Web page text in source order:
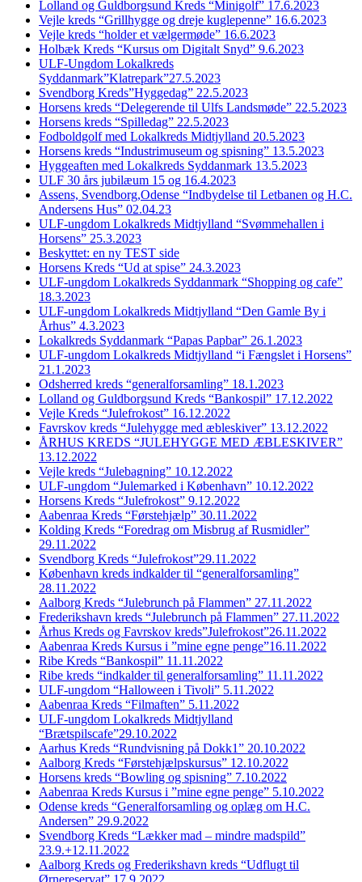
Lolland og Guldborgsund Kreds “Minigolf” 17.6.2023
Vejle kreds “Grillhygge og dreje kuglepenne” 16.6.2023
Vejle kreds “holder et vælgermøde” 16.6.2023
Holbæk Kreds “Kursus om Digitalt Snyd” 9.6.2023
ULF-Ungdom Lokalkreds
Syddanmark”Klatrepark”27.5.2023
Svendborg Kreds”Hyggedag” 22.5.2023
Horsens kreds “Delegerende til Ulfs Landsmøde” 22.5.2023
Horsens kreds “Spilledag” 22.5.2023
Fodboldgolf med Lokalkreds Midtjylland 20.5.2023
Horsens kreds “Industrimuseum og spisning” 13.5.2023
Hyggeaften med Lokalkreds Syddanmark 13.5.2023
ULF 30 års jubilæum 15 og 16.4.2023
Assens, Svendborg,Odense “Indbydelse til Letbanen og H.C.
Andersens Hus” 02.04.23
ULF-ungdom Lokalkreds Midtjylland “Svømmehallen i
Horsens” 25.3.2023
Beskyttet: en ny TEST side
Horsens Kreds “Ud at spise” 24.3.2023
ULF-ungdom Lokalkreds Syddanmark “Shopping og cafe”
18.3.2023
ULF-ungdom Lokalkreds Midtjylland “Den Gamle By i
Århus” 4.3.2023
Lokalkreds Syddanmark “Papas Papbar” 26.1.2023
ULF-ungdom Lokalkreds Midtjylland “i Fængslet i Horsens”
21.1.2023
Odsherred kreds “generalforsamling” 18.1.2023
Lolland og Guldborgsund Kreds “Bankospil” 17.12.2022
Vejle Kreds “Julefrokost” 16.12.2022
Favrskov kreds “Julehygge med æbleskiver” 13.12.2022
ÅRHUS KREDS “JULEHYGGE MED ÆBLESKIVER”
13.12.2022
Vejle kreds “Julebagning” 10.12.2022
ULF-ungdom “Julemarked i København” 10.12.2022
Horsens Kreds “Julefrokost” 9.12.2022
Aabenraa Kreds “Førstehjælp” 30.11.2022
Kolding Kreds “Foredrag om Misbrug af Rusmidler”
29.11.2022
Svendborg Kreds “Julefrokost”29.11.2022
København kreds indkalder til “generalforsamling”
28.11.2022
Aalborg Kreds “Julebrunch på Flammen” 27.11.2022
Frederikshavn kreds “Julebrunch på Flammen” 27.11.2022
Århus Kreds og Favrskov kreds”Julefrokost”26.11.2022
Aabenraa Kreds Kursus i ”mine egne penge”16.11.2022
Ribe Kreds “Bankospil” 11.11.2022
Ribe kreds “indkalder til generalforsamling” 11.11.2022
ULF-ungdom “Halloween i Tivoli” 5.11.2022
Aabenraa Kreds “Filmaften” 5.11.2022
ULF-ungdom Lokalkreds Midtjylland
“Brætspilscafe”29.10.2022
Aarhus Kreds “Rundvisning på Dokk1” 20.10.2022
Aalborg Kreds “Førstehjælpskursus” 12.10.2022
Horsens kreds “Bowling og spisning” 7.10.2022
Aabenraa Kreds Kursus i ”mine egne penge” 5.10.2022
Odense kreds “Generalforsamling og oplæg om H.C.
Andersen” 29.9.2022
Svendborg Kreds “Lækker mad – mindre madspild”
23.9.+12.11.2022
Aalborg Kreds og Frederikshavn kreds “Udflugt til